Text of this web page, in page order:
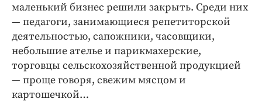
маленький бизнес решили закрыть. Среди них
— педагоги, занимающиеся репетиторской
деятельностью, сапожники, часовщики,
небольшие ателье и парикмахерские,
торговцы сельскохозяйственной продукцией
— проще говоря, свежим мясцом и
картошечкой…